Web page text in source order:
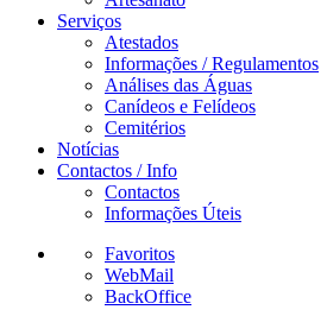
Serviços
Atestados
Informações / Regulamentos
Análises das Águas
Canídeos e Felídeos
Cemitérios
Notícias
Contactos / Info
Contactos
Informações Úteis
Favoritos
WebMail
BackOffice